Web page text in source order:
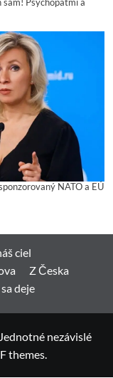
NATO a EÚ
ciel
Z Česka
deje
nezávislé
themes.